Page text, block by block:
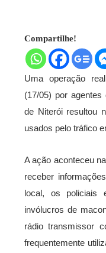
Compartilhe!
Uma operação
(17/05) por
de Niterói resultou
usados pelo tráfico
A ação aconteceu
receber
local, os policiais
invólucros de
rádio transmissor
frequentemente